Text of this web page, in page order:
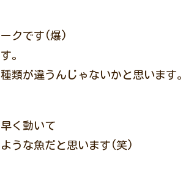
クです(爆)
。
類が違うんじゃないかと思います。
く動いて
うな魚だと思います(笑)